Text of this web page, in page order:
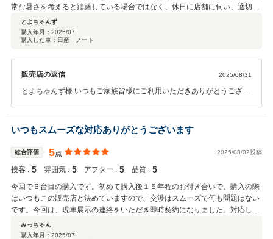
常な暑さを考えると躊躇している場合ではなく、休日に店舗に伺い、適切な
対応のもと 納得できる車を購入することができました。1ヶ月ほど経ちま
すが、満足できるいい買い物ができたと思っています。ありがとうございま
した。
とよちゃんず
購入年月： 2025/07
購入した車：日産 ノート
販売店の返信 2025/08/31
とよちゃんず様 いつもご家族皆様にご利用いただきありがとうござい
うございます。 お車の進捗についてもご安心いただけたとのこと、大
変うれしく思っております。 今後もお客様に安心してお任せいただけ
るよう、スタッフ一同精進してまいりますので、引き続きどうぞよろ
しくお願い申し上げます。 お困りごとやご不明点などがございました
ら、いつでもお気軽にご連絡くださいませ。
いつもスムーズな対応ありがとうございます
総合評価 5点 2025/08/02投稿
接客 : 5 雰囲気 : 5 アフター : 5 品質 : 5
今回で６台目の購入です。初めて購入後１５年程のお付き合いで、購入の際
はいつもこの販売店と決めていますので、交渉はスムーズで何も問題はない
です。今回は、現車展示の連絡をいただき即時契約になりました。対応して
いただいた従業員さんは皆笑顔で細かなことまで納得いくまで説明されま
す。整備工場も近所でいつも利用させていただき、速やかな対応に感謝して
みっちゃん
購入年月： 2025/07